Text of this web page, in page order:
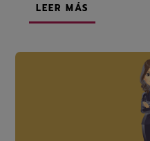
LEER MÁS